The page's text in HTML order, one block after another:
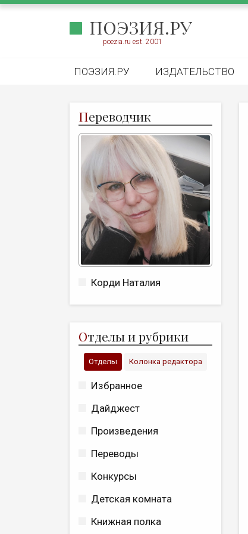
ПОЭЗИЯ.РУ
poezia.ru est. 2001
ПОЭЗИЯ.РУ ИЗДАТЕЛЬСТВО
Переводчик
Корди Наталия
Отделы и рубрики
Отделы Колонка редактора
Избранное
Дайджест
Произведения
Переводы
Конкурсы
Детская комната
Книжная полка